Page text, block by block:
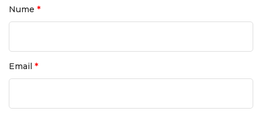
Nume *
Email *